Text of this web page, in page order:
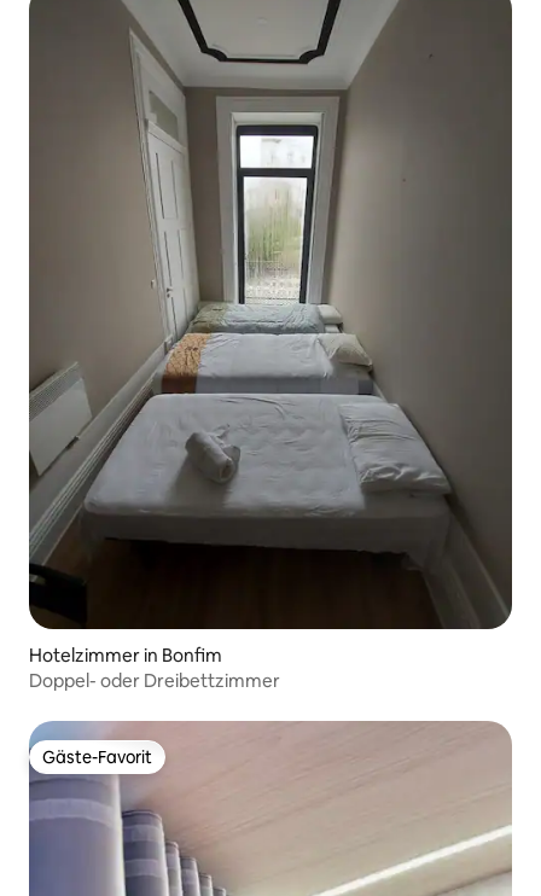
Hotelzimmer in Bonfim
Doppel- oder Dreibettzimmer
Gäste-Favorit
Gäste-Favorit